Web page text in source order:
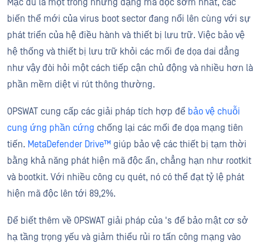
Mặc dù là một trong những dạng mã độc sớm nhất, các
biến thể mới của virus boot sector đang nổi lên cùng với sự
phát triển của hệ điều hành và thiết bị lưu trữ. Việc bảo vệ
hệ thống và thiết bị lưu trữ khỏi các mối đe dọa dai dẳng
như vậy đòi hỏi một cách tiếp cận chủ động và nhiều hơn là
phần mềm diệt vi rút thông thường.
OPSWAT cung cấp các giải pháp tích hợp để bảo vệ chuỗi
cung ứng phần cứng chống lại các mối đe dọa mạng tiên
tiến. MetaDefender Drive™ giúp bảo vệ các thiết bị tạm thời
bằng khả năng phát hiện mã độc ẩn, chẳng hạn như rootkit
và bootkit. Với nhiều công cụ quét, nó có thể đạt tỷ lệ phát
hiện mã độc lên tới 89,2%.
Để biết thêm về OPSWAT giải pháp của 's để bảo mật cơ sở
hạ tầng trọng yếu và giảm thiểu rủi ro tấn công mạng vào